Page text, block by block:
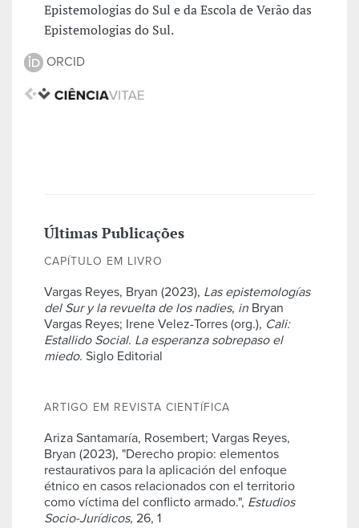
Epistemologias do Sul e da Escola de Verão das
Epistemologias do Sul.
ORCID
Últimas Publicações
CAPÍTULO EM LIVRO
Vargas Reyes, Bryan (2023), Las epistemologías
del Sur y la revuelta de los nadies, in Bryan
Vargas Reyes; Irene Velez-Torres (org.), Cali:
Estallido Social. La esperanza sobrepaso el
miedo. Siglo Editorial
ARTIGO EM REVISTA CIENTÍFICA
Ariza Santamaría, Rosembert; Vargas Reyes,
Bryan (2023), "Derecho propio: elementos
restaurativos para la aplicación del enfoque
étnico en casos relacionados con el territorio
como víctima del conflicto armado.", Estudios
Socio-Jurídicos, 26, 1